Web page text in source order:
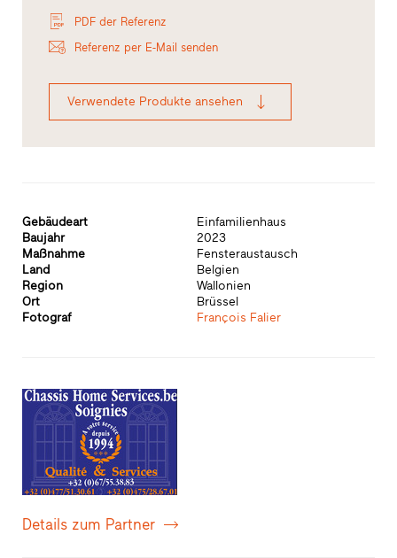
PDF der Referenz
Referenz per E-Mail senden
Verwendete Produkte ansehen
Gebäudeart
Einfamilienhaus
Baujahr
2023
Maßnahme
Fensteraustausch
Land
Belgien
Region
Wallonien
Ort
Brüssel
Fotograf
François Falier
Details zum Partner